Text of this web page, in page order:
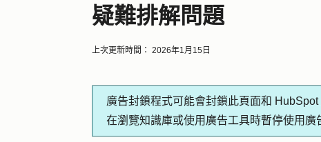
疑難排解問題
上次更新時間： 2026年1月15日
廣告封鎖程式可能會封鎖此頁面和
在瀏覽知識庫或使用廣告工具時暫停使用廣